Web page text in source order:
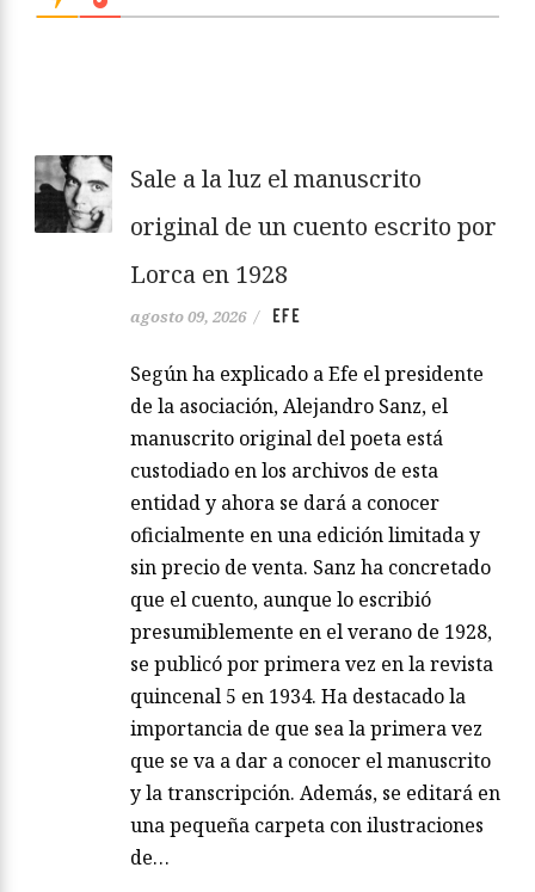
Sale a la luz el manuscrito
original de un cuento escrito por
Lorca en 1928
agosto 09, 2026 / EFE
Según ha explicado a Efe el presidente
de la asociación, Alejandro Sanz, el
manuscrito original del poeta está
custodiado en los archivos de esta
entidad y ahora se dará a conocer
oficialmente en una edición limitada y
sin precio de venta. Sanz ha concretado
que el cuento, aunque lo escribió
presumiblemente en el verano de 1928,
se publicó por primera vez en la revista
quincenal 5 en 1934. Ha destacado la
importancia de que sea la primera vez
que se va a dar a conocer el manuscrito
y la transcripción. Además, se editará en
una pequeña carpeta con ilustraciones
de…